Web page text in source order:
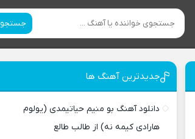
جستجو
جدیدترین آهنگ ها
دانلود آهنگ بو منیم حیاتیمدی (یولوم
هارادی کیمه نه) از طالب طالع